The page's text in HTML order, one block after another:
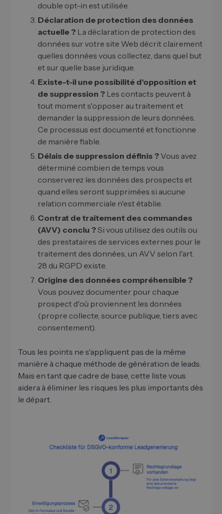
double opt-in est utilisée.
Déclaration de protection des données
actuelle ? La déclaration de protection des
données sur votre site Web décrit clairement
quelles données vous collectez, dans quel but
et sur quelle base juridique.
Existe-t-il une possibilité d'opposition et
de suppression ? Les contacts peuvent à
tout moment s'opposer au traitement et
demander la suppression de leurs données.
Ce processus est documenté et fonctionne
de manière fiable.
Délais de suppression définis ? Vous avez
déterminé combien de temps vous
conserverez les données des prospects et
quand elles seront supprimées si aucune
relation commerciale n'est établie.
Contrat de traitement des commandes
(AVV) conclu ?Si vous utilisez des outils ou
des prestataires de services externes pour le
traitement des données, un AVV selon l'art.
28 du RGPD existe.
Origine des données compréhensible ?
Vous pouvez documenter pour chaque
prospect d'où proviennent les données
(propre collecte, source publique, tiers avec
consentement).
Tous les points ne s'appliquent pas de la même
manière à chaque méthode de génération de leads.
Mais en tant que cadre de base, cette liste vous
aidera à éliminer les risques les plus importants dès
le départ.